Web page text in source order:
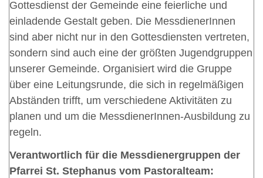
Gottesdienst der Gemeinde eine feierliche und
einladende Gestalt geben. Die MessdienerInnen
sind aber nicht nur in den Gottesdiensten vertreten,
sondern sind auch eine der größten Jugendgruppen
unserer Gemeinde. Organisiert wird die Gruppe
über eine Leitungsrunde, die sich in regelmäßigen
Abständen trifft, um verschiedene Aktivitäten zu
planen und um die MessdienerInnen-Ausbildung zu
regeln.
Verantwortlich für die Messdienergruppen der
Pfarrei St. Stephanus vom Pastoralteam: